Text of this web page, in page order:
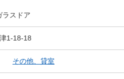
ラスドア
1-18-18
その他、貸室